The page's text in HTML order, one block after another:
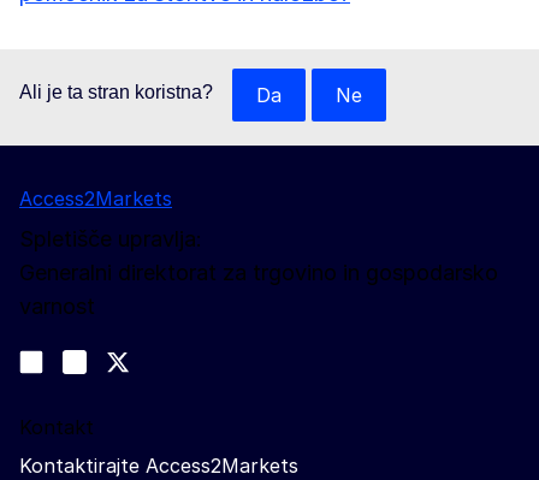
Ali je ta stran koristna? Da Ne
Access2Markets
Spletišče upravlja:
Generalni direktorat za trgovino in gospodarsko
varnost
Join us on LinkedIn
Trade-Off podcast
Kontakt
Kontaktirajte Access2Markets